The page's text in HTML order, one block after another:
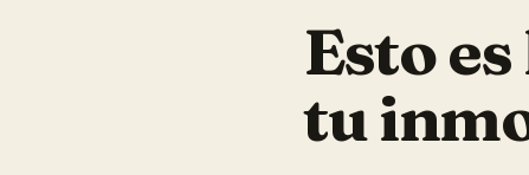
Esto
tu